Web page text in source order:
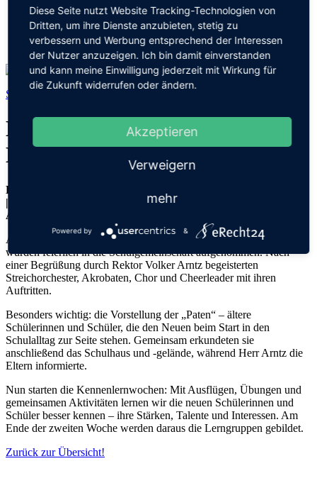
SMV
Elternbeirat
Förderverein
Kontakt
Schüler können bei uns
Einschulungen der
Lerngruppen 5
Dienstag, 23.09.2025
|
Aktuelles
Am 16. September war es soweit: Unsere neuen Fünftklässler
wurden feierlich in die Schulgemeinschaft aufgenommen. Nach
einer Begrüßung durch Rektor Volker Arntz begeisterten
Streichorchester, Akrobaten, Chor und Cheerleader mit ihren
Auftritten.
Besonders wichtig: die Vorstellung der „Paten“ – ältere
Schülerinnen und Schüler, die den Neuen beim Start in den
Schulalltag zur Seite stehen. Gemeinsam erkundeten sie
anschließend das Schulhaus und -gelände, während Herr Arntz die
Eltern informierte.
Nun starten die Kennenlernwochen: Mit Ausflügen, Übungen und
gemeinsamen Aktivitäten lernen wir die neuen Schülerinnen und
Schüler besser kennen – ihre Stärken, Talente und Interessen. Am
Ende der zweiten Woche werden daraus die Lerngruppen gebildet.
Zurück zur Übersicht!
Diese Seite nutzt Website Tracking-Technologien von
Dritten, um ihre Dienste anzubieten, stetig zu
verbessern und Werbung entsprechend der Interessen
der Nutzer anzuzeigen. Ich bin damit einverstanden
und kann meine Einwilligung jederzeit mit Wirkung für
die Zukunft widerrufen oder ändern.
Akzeptieren
Verweigern
mehr
Powered by &